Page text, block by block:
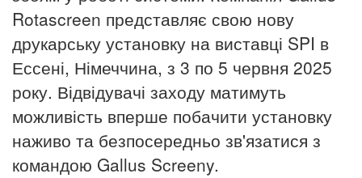
Rotascreen представляє свою нову
друкарську установку на виставці SPI в
Ессені, Німеччина, з 3 по 5 червня 2025
року. Відвідувачі заходу матимуть
можливість вперше побачити установку
наживо та безпосередньо зв'язатися з
командою Gallus Screeny.